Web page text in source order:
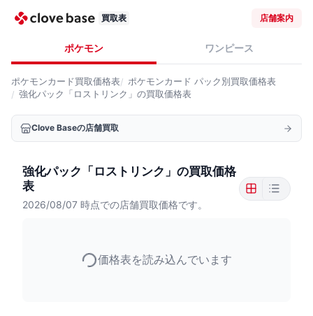
買取表 店舗案内
ポケモン ワンピース
ポケモンカード買取価格表 ポケモンカード パック別買取価格表
強化パック「ロストリンク」の買取価格表
Clove Baseの店舗買取
強化パック「ロストリンク」の買取価格
表
2026/08/07 時点での店舗買取価格です。
価格表を読み込んでいます